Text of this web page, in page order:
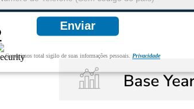
Enviar
Garantimos total sigilo de suas informações pessoais. Privacidade